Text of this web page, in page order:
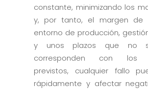
constante, minimizando los
y, por tanto, el margen de
entorno de producción,
y unos plazos que no
corresponden con los
previstos, cualquier fallo
rápidamente y afectar